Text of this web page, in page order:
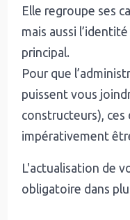
Elle regroupe ses
mais aussi
principal.
Pour que
puissent vous
constructeurs),
impérativement
L'actualisation de
obligatoire dans